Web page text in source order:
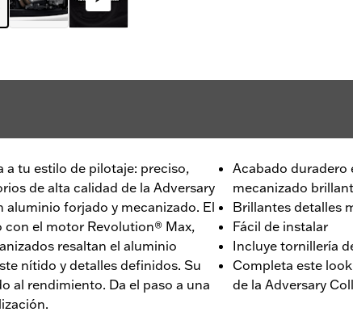
a tu estilo de pilotaje: preciso,
de alta calidad de la Adversary
forjado y mecanizado. El
con el motor Revolution® Max,
resaltan el aluminio
nítido y detalles definidos. Su
al rendimiento. Da el paso a una
Acabado duradero
mecanizado
Brillantes detalles
Fácil de instalar
Incluye tornillería
Completa este
de la Adversary